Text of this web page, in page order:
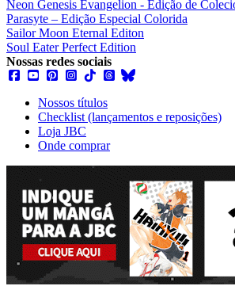
Neon Genesis Evangelion - Edição de
Parasyte – Edição Especial Colorida
Sailor Moon Eternal Editon
Soul Eater Perfect Edition
Nossas redes sociais
Nossos títulos
Checklist (lançamentos e reposições)
Loja JBC
Onde comprar